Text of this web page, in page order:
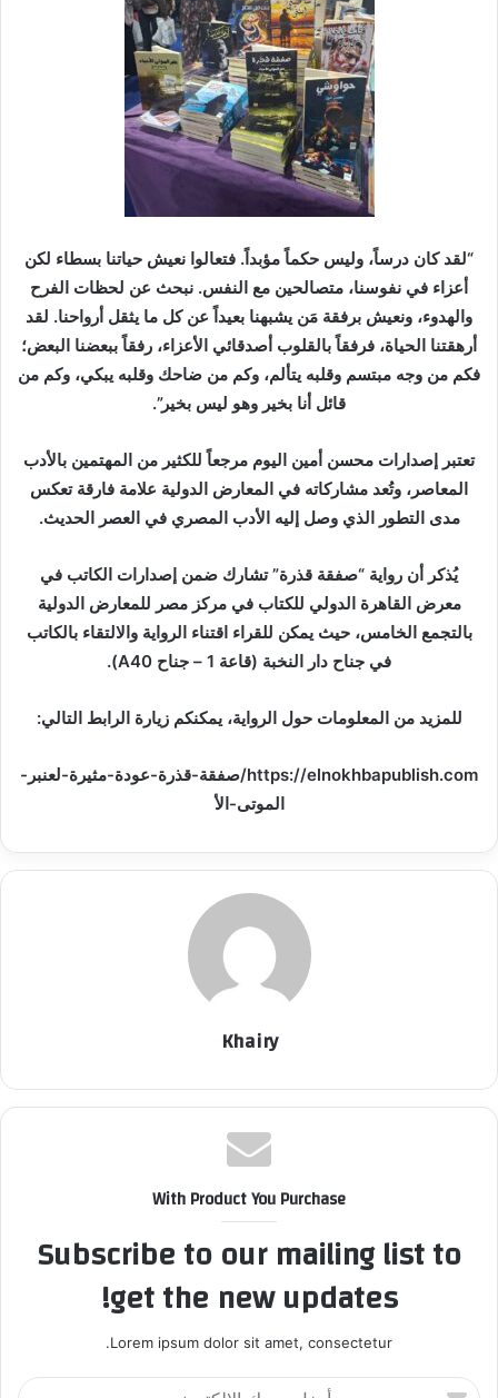
“لقد كان درساً، وليس حكماً مؤبداً. فتعالوا نعيش حياتنا بسطاء لكن
أعزاء في نفوسنا، متصالحين مع النفس. نبحث عن لحظات الفرح
والهدوء، ونعيش برفقة مَن يشبهنا بعيداً عن كل ما يثقل أرواحنا. لقد
أرهقتنا الحياة، فرفقاً بالقلوب أصدقائي الأعزاء، رفقاً ببعضنا البعض؛
فكم من وجه مبتسم وقلبه يتألم، وكم من ضاحك وقلبه يبكي، وكم من
قائل أنا بخير وهو ليس بخير”.
تعتبر إصدارات محسن أمين اليوم مرجعاً للكثير من المهتمين بالأدب
المعاصر، وتُعد مشاركاته في المعارض الدولية علامة فارقة تعكس
مدى التطور الذي وصل إليه الأدب المصري في العصر الحديث.
يُذكر أن رواية “صفقة قذرة” تشارك ضمن إصدارات الكاتب في
معرض القاهرة الدولي للكتاب في مركز مصر للمعارض الدولية
بالتجمع الخامس، حيث يمكن للقراء اقتناء الرواية والالتقاء بالكاتب
في جناح دار النخبة (قاعة 1 – جناح A40).
للمزيد من المعلومات حول الرواية، يمكنكم زيارة الرابط التالي:
https://elnokhbapublish.com/صفقة-قذرة-عودة-مثيرة-لعنبر-
الموتى-الأ
Khairy
With Product You Purchase
Subscribe to our mailing list to
get the new updates!
Lorem ipsum dolor sit amet, consectetur.
أ